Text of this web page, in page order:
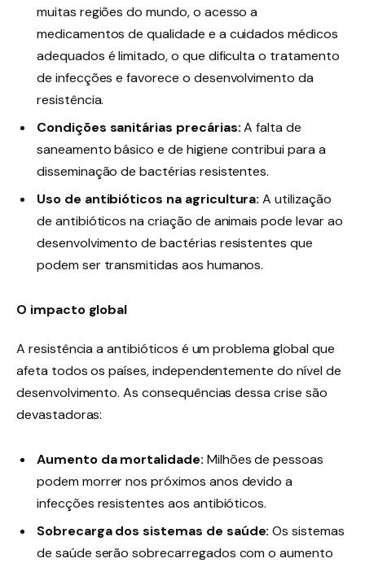
muitas regiões do mundo, o acesso a
medicamentos de qualidade e a cuidados médicos
adequados é limitado, o que dificulta o tratamento
de infecções e favorece o desenvolvimento da
resistência.
Condições sanitárias precárias:A falta de
saneamento básico e de higiene contribui para a
disseminação de bactérias resistentes.
Uso de antibióticos na agricultura: A utilização
de antibióticos na criação de animais pode levar ao
desenvolvimento de bactérias resistentes que
podem ser transmitidas aos humanos.
O impacto global
A resistência a antibióticos é um problema global que
afeta todos os países, independentemente do nível de
desenvolvimento. As consequências dessa crise são
devastadoras:
Aumento da mortalidade: Milhões de pessoas
podem morrer nos próximos anos devido a
infecções resistentes aos antibióticos.
Sobrecarga dos sistemas de saúde: Os sistemas
de saúde serão sobrecarregados com o aumento